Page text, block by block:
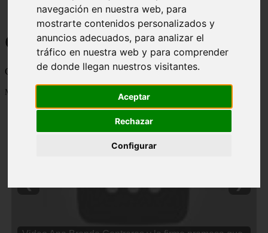
navegación en nuestra web, para
mostrarte contenidos personalizados y
anuncios adecuados, para analizar el
tráfico en nuestra web y para comprender
de donde llegan nuestros visitantes.
Aceptar
Rechazar
Configurar
Curiosidades y Sabias que
Cosas curiosas, curiosidades, noticias impactantes y mucho mas
Mostrando 1 - 24 de 2838 artículos